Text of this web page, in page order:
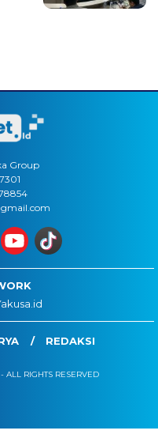
Group
REDAKSI
ALL RIGHTS RESERVED